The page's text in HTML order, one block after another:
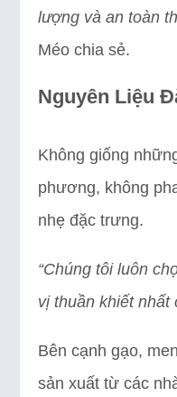
lượng và an toàn
Méo chia sẻ.
Nguyên Liệu
Không giống
phương, không
nhẹ đặc trưng.
“Chúng tôi luôn
vị thuần khiết nhất
Bên cạnh gạo,
sản xuất từ các